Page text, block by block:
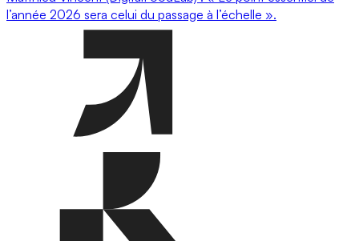
l’année 2026 sera celui du passage à l’échelle ».